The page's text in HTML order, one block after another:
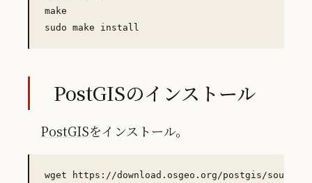
make
PostGISのインストール
PostGISをインストール。
wget https://download.osgeo.org/postgis/